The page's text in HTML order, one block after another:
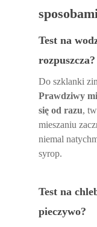
Test na
rozpuszcza?
Do szklanki
Prawdziwy
się od razu,
mieszaniu
niemal
syrop.
Test na
pieczywo?